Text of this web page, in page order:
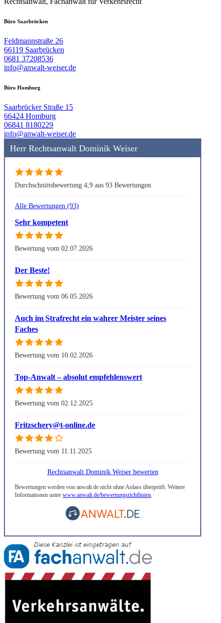
Büro Saarbrücken
Feldmannstraße 26
66119 Saarbrücken
0681 37208536
info@anwalt-weiser.de
Büro Homburg
Saarbrücker Straße 15
66424 Homburg
06841 8180229
info@anwalt-weiser.de
Herr Rechtsanwalt Dominik Weiser
Durchschnittsbewertung 4,9 aus 93 Bewertungen
Alle Bewertungen (93)
Sehr kompetent
Bewertung vom 02.07.2026
Der Beste!
Bewertung vom 06.05.2026
Auch im Strafrecht ein wahrer Meister seines
Faches
Bewertung vom 10.02.2026
Top-Anwalt – absolut empfehlenswert
Bewertung vom 02.12.2025
Fritzschery@t-online.de
Bewertung vom 11.11.2025
Rechtsanwalt Dominik Weiser bewerten
Bewertungen werden von anwalt.de nicht ohne Anlass überprüft. Weitere
Informationen unter www.anwalt.de/bewertungsrichtlinien.